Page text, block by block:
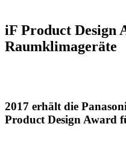
iF Product Design
Raumklimageräte
2017 erhält die
Product Design Award